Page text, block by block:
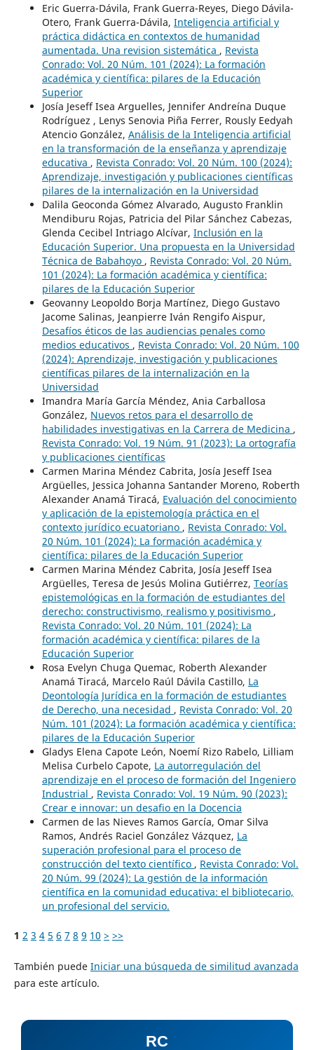
Eric Guerra-Dávila, Frank Guerra-Reyes, Diego Dávila-
Otero, Frank Guerra-Dávila, Inteligencia artificial y
práctica didáctica en contextos de humanidad
aumentada. Una revision sistemática , Revista
Conrado: Vol. 20 Núm. 101 (2024): La formación
académica y científica: pilares de la Educación
Superior
Josía Jeseff Isea Arguelles, Jennifer Andreína Duque
Rodríguez , Lenys Senovia Piña Ferrer, Rously Eedyah
Atencio González, Análisis de la Inteligencia artificial
en la transformación de la enseñanza y aprendizaje
educativa , Revista Conrado: Vol. 20 Núm. 100 (2024):
Aprendizaje, investigación y publicaciones científicas
pilares de la internalización en la Universidad
Dalila Geoconda Gómez Alvarado, Augusto Franklin
Mendiburu Rojas, Patricia del Pilar Sánchez Cabezas,
Glenda Cecibel Intriago Alcívar, Inclusión en la
Educación Superior. Una propuesta en la Universidad
Técnica de Babahoyo , Revista Conrado: Vol. 20 Núm.
101 (2024): La formación académica y científica:
pilares de la Educación Superior
Geovanny Leopoldo Borja Martínez, Diego Gustavo
Jacome Salinas, Jeanpierre Iván Rengifo Aispur,
Desafíos éticos de las audiencias penales como
medios educativos , Revista Conrado: Vol. 20 Núm. 100
(2024): Aprendizaje, investigación y publicaciones
científicas pilares de la internalización en la
Universidad
Imandra María García Méndez, Ania Carballosa
González, Nuevos retos para el desarrollo de
habilidades investigativas en la Carrera de Medicina ,
Revista Conrado: Vol. 19 Núm. 91 (2023): La ortografía
y publicaciones científicas
Carmen Marina Méndez Cabrita, Josía Jeseff Isea
Argüelles, Jessica Johanna Santander Moreno, Roberth
Alexander Anamá Tiracá, Evaluación del conocimiento
y aplicación de la epistemología práctica en el
contexto jurídico ecuatoriano , Revista Conrado: Vol.
20 Núm. 101 (2024): La formación académica y
científica: pilares de la Educación Superior
Carmen Marina Méndez Cabrita, Josía Jeseff Isea
Argüelles, Teresa de Jesús Molina Gutiérrez, Teorías
epistemológicas en la formación de estudiantes del
derecho: constructivismo, realismo y positivismo ,
Revista Conrado: Vol. 20 Núm. 101 (2024): La
formación académica y científica: pilares de la
Educación Superior
Rosa Evelyn Chuga Quemac, Roberth Alexander
Anamá Tiracá, Marcelo Raúl Dávila Castillo, La
Deontología Jurídica en la formación de estudiantes
de Derecho, una necesidad , Revista Conrado: Vol. 20
Núm. 101 (2024): La formación académica y científica:
pilares de la Educación Superior
Gladys Elena Capote León, Noemí Rizo Rabelo, Lilliam
Melisa Curbelo Capote, La autorregulación del
aprendizaje en el proceso de formación del Ingeniero
Industrial , Revista Conrado: Vol. 19 Núm. 90 (2023):
Crear e innovar: un desafio en la Docencia
Carmen de las Nieves Ramos García, Omar Silva
Ramos, Andrés Raciel González Vázquez, La
superación profesional para el proceso de
construcción del texto científico , Revista Conrado: Vol.
20 Núm. 99 (2024): La gestión de la información
científica en la comunidad educativa: el bibliotecario,
un profesional del servicio.
1 2 3 4 5 6 7 8 9 10 > >>
También puede Iniciar una búsqueda de similitud avanzada
para este artículo.
RC